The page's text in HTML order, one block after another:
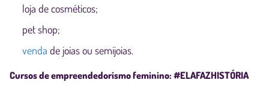
loja de cosméticos;
pet shop;
venda de joias ou semijoias.
Cursos de empreendedorismo feminino: #ELAFAZHISTÓRIA